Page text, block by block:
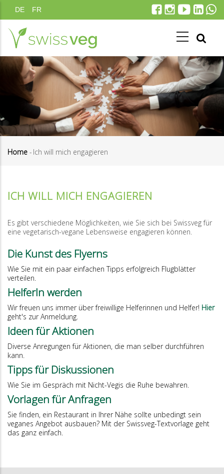
Direkt
zum
Inhalt
DE FR
Home - Ich will mich engagieren
ICH WILL MICH ENGAGIEREN
Es gibt verschiedene Möglichkeiten, wie Sie sich bei Swissveg für
eine vegetarisch-vegane Lebensweise engagieren können.
Die Kunst des Flyerns
Wie Sie mit ein paar einfachen Tipps erfolgreich Flugblätter
verteilen.
HelferIn werden
Wir freuen uns immer über freiwillige Helferinnen und Helfer! Hier
geht's zur Anmeldung.
Ideen für Aktionen
Diverse Anregungen für Aktionen, die man selber durchführen
kann.
Tipps für Diskussionen
Wie Sie im Gespräch mit Nicht-Vegis die Ruhe bewahren.
Vorlagen für Anfragen
Sie finden, ein Restaurant in Ihrer Nähe sollte unbedingt sein
veganes Angebot ausbauen? Mit der Swissveg-Textvorlage geht
das ganz einfach.